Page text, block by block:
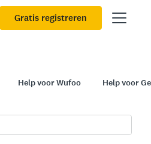
Gratis registreren
Help voor Wufoo Help voor